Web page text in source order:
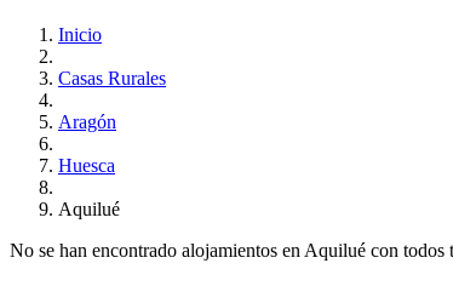
Inicio
Casas Rurales
Aragón
Huesca
Aquilué
No se han encontrado alojamientos en Aquilué con todos